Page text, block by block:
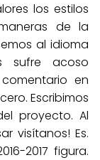
los estilos
de la
al idioma
sufre acoso
en
Escribimos
proyecto. Al
visítanos! Es.
2017 figura.